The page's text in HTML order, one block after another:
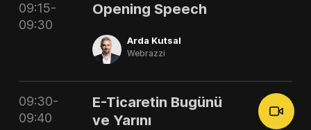
09:15-
09:30
Opening Speech
Arda Kutsal
Webrazzi
09:30-
09:40
E-Ticaretin Bugünü
ve Yarını